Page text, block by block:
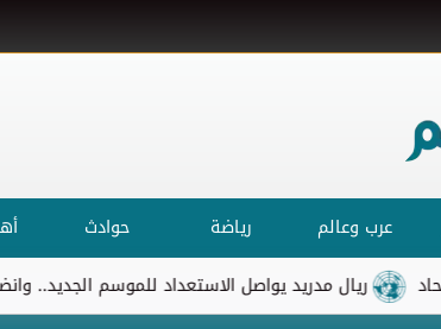
عرب وعالم رياضة حوادث
ريال مدريد يواصل الاستعداد للموسم الجديد.. وانضمام